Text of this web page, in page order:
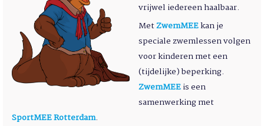
vrijwel iedereen haalbaar.
MetZwemMEEkan je
speciale zwemlessen volgen
voor kinderen met een
(tijdelijke) beperking.
ZwemMEEis een
samenwerking met
SportMEE Rotterdam.